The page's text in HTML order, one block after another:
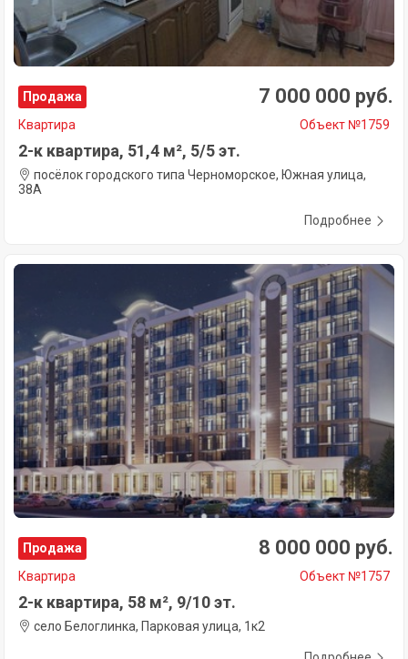
Продажа 7 000 000 руб.
Квартира Объект №1759
2-к квартира, 51,4 м², 5/5 эт.
посёлок городского типа Черноморское, Южная улица,
38А
Подробнее
Продажа 8 000 000 руб.
Квартира Объект №1757
2-к квартира, 58 м², 9/10 эт.
село Белоглинка, Парковая улица, 1к2